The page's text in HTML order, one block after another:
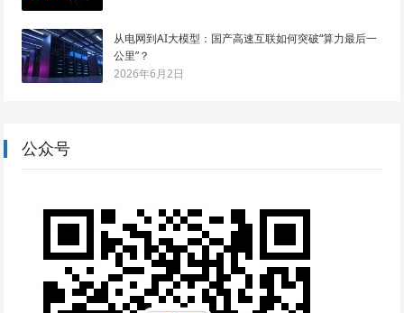
从电网到AI大模型：国产高速互联如何突破“算力最后一
公里”？
2026年6月2日
公众号